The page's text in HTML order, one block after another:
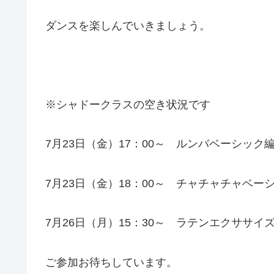
ダンスを楽しんでいきましょう。
※シャドークラスの空き状況です
7月23日（金）17：00～ ルンバベーシック編
7月23日（金）18：00～ チャチャチャベー
7月26日（月）15：30～ ラテンエクササイ
ご参加お待ちしています。